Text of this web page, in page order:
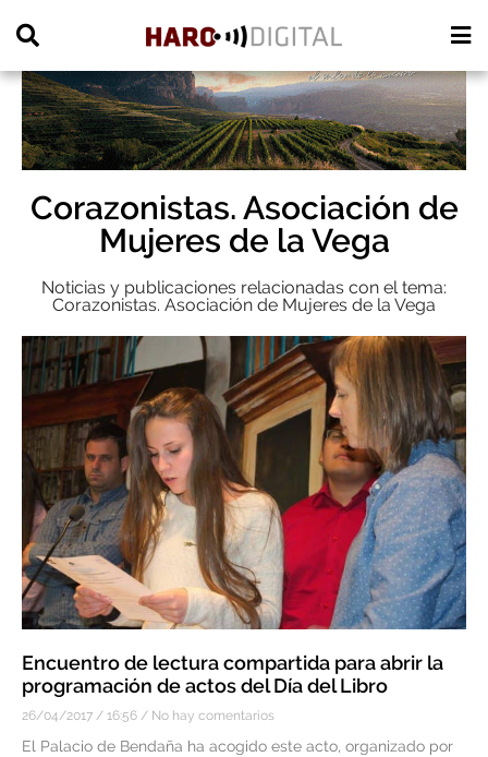
Corazonistas. Asociación de
Mujeres de la Vega
Noticias y publicaciones relacionadas con el tema:
Corazonistas. Asociación de Mujeres de la Vega
Encuentro de lectura compartida para abrir la
programación de actos del Día del Libro
26/04/2017 16:56 No hay comentarios
El Palacio de Bendaña ha acogido este acto, organizado por